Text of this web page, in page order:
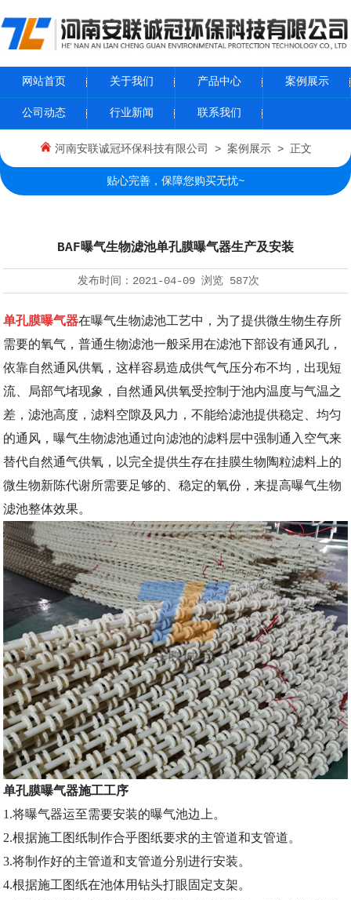
网站首页 关于我们 产品中心 案例展示
公司动态 行业新闻 联系我们
河南安联诚冠环保科技有限公司 > 案例展示> 正文
贴心完善，保障您购买无忧~
BAF曝气生物滤池单孔膜曝气器生产及安装
发布时间： 2021-04-09 浏览 587次
单孔膜曝气器在曝气生物滤池工艺中，为了提供微生物生存所
需要的氧气，普通生物滤池一般采用在滤池下部设有通风孔，
依靠自然通风供氧，这样容易造成供气气压分布不均，出现短
流、局部气堵现象，自然通风供氧受控制于池内温度与气温之
差，滤池高度，滤料空隙及风力，不能给滤池提供稳定、均匀
的通风，曝气生物滤池通过向滤池的滤料层中强制通入空气来
替代自然通气供氧，以完全提供生存在挂膜生物陶粒滤料上的
微生物新陈代谢所需要足够的、稳定的氧份，来提高曝气生物
滤池整体效果。
单孔膜曝气器施工工序
1.将曝气器运至需要安装的曝气池边上。
2.根据施工图纸制作合乎图纸要求的主管道和支管道。
3.将制作好的主管道和支管道分别进行安装。
4.根据施工图纸在池体用钻头打眼固定支架。